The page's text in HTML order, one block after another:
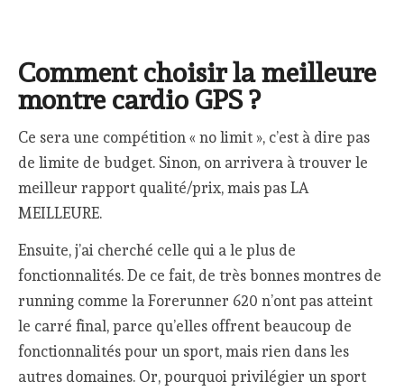
Comment choisir la meilleure
montre cardio GPS ?
Ce sera une compétition « no limit », c’est à dire pas
de limite de budget. Sinon, on arrivera à trouver le
meilleur rapport qualité/prix, mais pas LA
MEILLEURE.
Ensuite, j’ai cherché celle qui a le plus de
fonctionnalités. De ce fait, de très bonnes montres de
running comme la Forerunner 620 n’ont pas atteint
le carré final, parce qu’elles offrent beaucoup de
fonctionnalités pour un sport, mais rien dans les
autres domaines. Or, pourquoi privilégier un sport